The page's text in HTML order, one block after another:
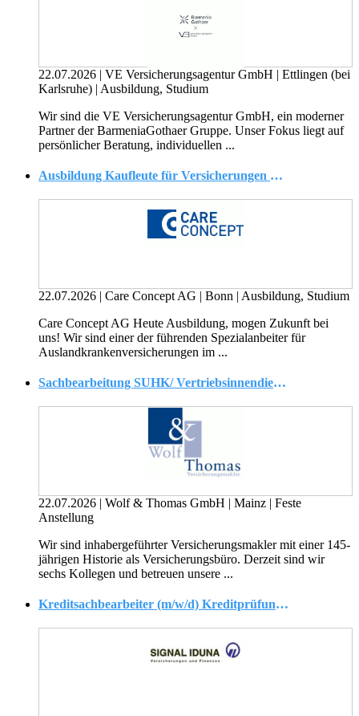
22.07.2026 | VE Versicherungsagentur GmbH | Ettlingen (bei
Karlsruhe) | Ausbildung, Studium
Wir sind die VE Versicherungsagentur GmbH, ein moderner
Partner der BarmeniaGothaer Gruppe. Unser Fokus liegt auf
persönlicher Beratung, individuellen ...
Ausbildung Kaufleute für Versicherungen und Finanzanlagen Krankenversicherung
22.07.2026 | Care Concept AG | Bonn | Ausbildung, Studium
Care Concept AG Heute Ausbildung, mogen Zukunft bei
uns! Wir sind einer der führenden Spezialanbeiter für
Auslandkrankenversicherungen im ...
Sachbearbeitung SUHK/ Vertriebsinnendienst Versicherungsmakler (m/w/d)
22.07.2026 | Wolf & Thomas GmbH | Mainz | Feste
Anstellung
Wir sind inhabergeführter Versicherungsmakler mit einer 145-
jährigen Historie als Versicherungsbüro. Derzeit sind wir
sechs Kollegen und betreuen unsere ...
Kreditsachbearbeiter (m/w/d) Kreditprüfung / Baufinanzierung